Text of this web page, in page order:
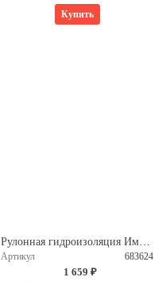
Купить
Рулонная гидроизоляция Импер Стандарт ХКП B 4,0 (10м2) 683624
Артикул 683624
1 659 ₽